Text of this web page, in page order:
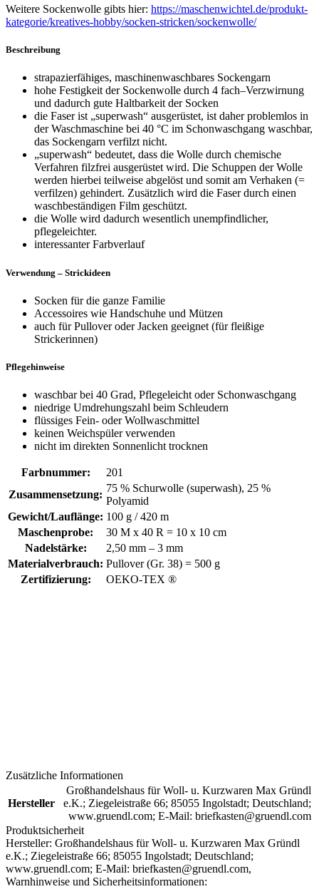
Weitere Sockenwolle gibts hier: https://maschenwichtel.de/produkt-
kategorie/kreatives-hobby/socken-stricken/sockenwolle/
Beschreibung
strapazierfähiges, maschinenwaschbares Sockengarn
hohe Festigkeit der Sockenwolle durch 4 fach–Verzwirnung
und dadurch gute Haltbarkeit der Socken
die Faser ist „superwash“ ausgerüstet, ist daher problemlos in
der Waschmaschine bei 40 °C im Schonwaschgang waschbar,
das Sockengarn verfilzt nicht.
„superwash“ bedeutet, dass die Wolle durch chemische
Verfahren filzfrei ausgerüstet wird. Die Schuppen der Wolle
werden hierbei teilweise abgelöst und somit am Verhaken (=
verfilzen) gehindert. Zusätzlich wird die Faser durch einen
waschbeständigen Film geschützt.
die Wolle wird dadurch wesentlich unempfindlicher,
pflegeleichter.
interessanter Farbverlauf
Verwendung – Strickideen
Socken für die ganze Familie
Accessoires wie Handschuhe und Mützen
auch für Pullover oder Jacken geeignet (für fleißige
Strickerinnen)
Pflegehinweise
waschbar bei 40 Grad, Pflegeleicht oder Schonwaschgang
niedrige Umdrehungszahl beim Schleudern
flüssiges Fein- oder Wollwaschmittel
keinen Weichspüler verwenden
nicht im direkten Sonnenlicht trocknen
Farbnummer:
201
Zusammensetzung:
75 % Schurwolle (superwash), 25 %
Polyamid
Gewicht/Lauflänge: 100 g / 420 m
Maschenprobe:
30 M x 40 R = 10 x 10 cm
Nadelstärke:
2,50 mm – 3 mm
Materialverbrauch: Pullover (Gr. 38) = 500 g
Zertifizierung:
OEKO-TEX ®
Zusätzliche Informationen
Hersteller
Großhandelshaus für Woll- u. Kurzwaren Max Gründl
e.K.; Ziegeleistraße 66; 85055 Ingolstadt; Deutschland;
www.gruendl.com; E-Mail: briefkasten@gruendl.com
Produktsicherheit
Hersteller: Großhandelshaus für Woll- u. Kurzwaren Max Gründl
e.K.; Ziegeleistraße 66; 85055 Ingolstadt; Deutschland;
www.gruendl.com; E-Mail: briefkasten@gruendl.com,
Warnhinweise und Sicherheitsinformationen: